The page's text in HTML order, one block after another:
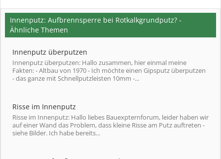
Innenputz: Aufbrennsperre bei Rotkalkgrundputz? -
Ähnliche Themen
Innenputz überputzen
Innenputz überputzen: Hallo zusammen, hier einmal meine
Fakten: - Altbau von 1970 - Ich möchte einen Gipsputz überputzen
- das ganze mit Schnellputzleisten 10mm -...
Risse im Innenputz
Risse im Innenputz: Hallo liebes Bauexpternforum, leider haben wir
auf einer Wand das Problem, dass kleine Risse am Putz auftreten -
siehe Bilder. Ich habe bereits...